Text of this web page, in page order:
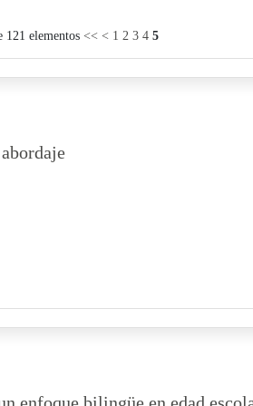
121 elementos << < 1 2 3 4 5